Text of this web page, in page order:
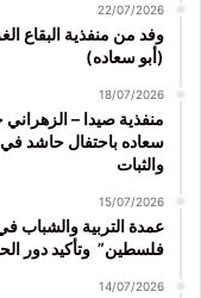
22/07/2026
وفد من منفذية البقاع
(أبو سعاده)
18/07/2026
منفذية صيدا –
سعاده باحتفال حاشد في
والثبات
15/07/2026
عمدة التربية والشباب
فلسطين” وتأكيد دور
14/07/2026